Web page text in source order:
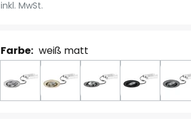
inkl. MwSt.
Farbe: weiß matt